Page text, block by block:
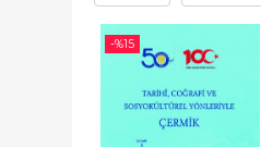
-%15